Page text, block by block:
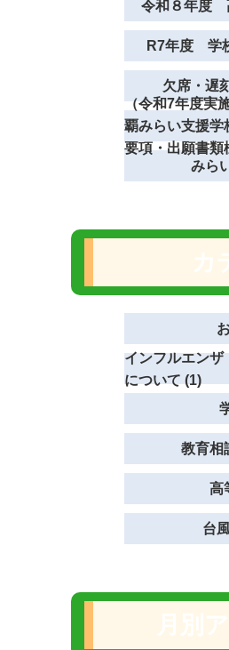
令和８年度
R7年度 学
欠席・遅
（令和7年度実
覇みらい支援学
要項・出願書類
みら
インフルエンザ
について (1)
教育相
高
台